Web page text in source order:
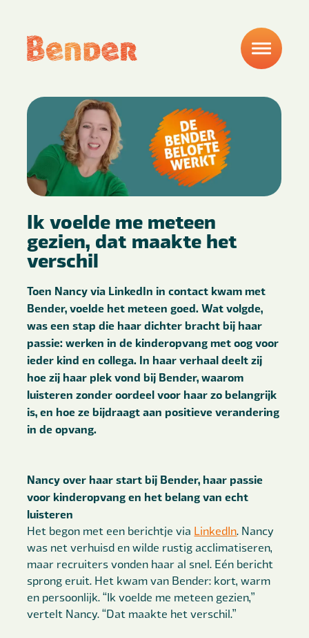
Ik voelde me meteen
gezien, dat maakte het
verschil
Toen Nancy via LinkedIn in contact kwam met
Bender, voelde het meteen goed. Wat volgde,
was een stap die haar dichter bracht bij haar
passie: werken in de kinderopvang met oog voor
ieder kind en collega. In haar verhaal deelt zij
hoe zij haar plek vond bij Bender, waarom
luisteren zonder oordeel voor haar zo belangrijk
is, en hoe ze bijdraagt aan positieve verandering
in de opvang.
Nancy over haar start bij Bender, haar passie
voor kinderopvang en het belang van echt
luisteren
Het begon met een berichtje via LinkedIn. Nancy
was net verhuisd en wilde rustig acclimatiseren,
maar recruiters vonden haar al snel. Eén bericht
sprong eruit. Het kwam van Bender: kort, warm
en persoonlijk. “Ik voelde me meteen gezien,”
vertelt Nancy. “Dat maakte het verschil.”